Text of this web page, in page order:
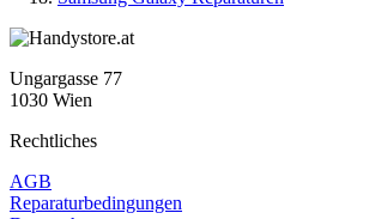
Ungargasse 77
1030 Wien
Rechtliches
AGB
Reparaturbedingungen